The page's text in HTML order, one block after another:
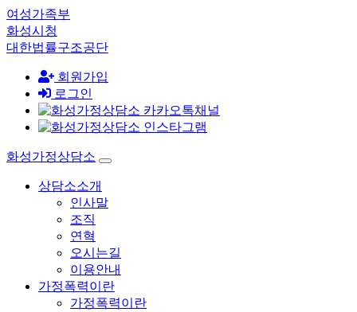
여성가족부
화성시청
대한법률구조공단
회원가입
로그인
화성가정상담소
상담소소개
인사말
조직
연혁
오시는길
이용안내
가정폭력이란
가정폭력이란